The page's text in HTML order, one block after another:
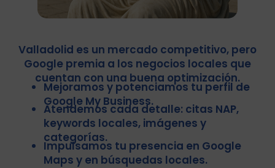
Valladolid es un mercado competitivo, pero
Google premia a los negocios locales que
cuentan con una buena optimización.
Mejoramos y potenciamos tu perfil de
Google My Business.
Atendemos cada detalle: citas NAP,
keywords locales, imágenes y
categorías.
Impulsamos tu presencia en Google
Maps y en búsquedas locales.